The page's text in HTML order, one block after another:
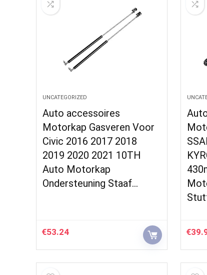
UNCATEGORIZED
Auto accessoires
Motorkap Gasveren Voor
Civic 2016 2017 2018
2019 2020 2021 10TH
Auto Motorkap
Ondersteuning Staaf…
€53.24 €